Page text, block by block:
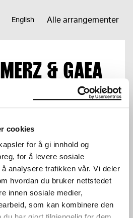
cookies
for å gi innhold og
for å levere sosiale
analysere trafikken vår. Vi deler
hvordan du bruker nettstedet
innen sosiale medier,
som kan kombinere den
English Alle arrangementer
& GAEA
0 kr
å benytte deg av
Logg inn